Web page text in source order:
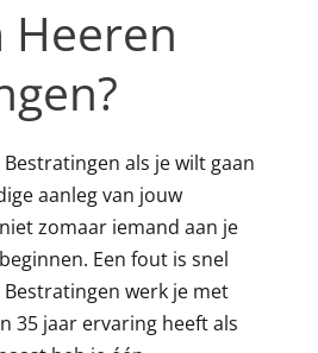
Heeren
als je wilt gaan
aanleg van jouw
zomaar iemand aan je
Een fout is snel
werk je met
35 jaar ervaring heeft als